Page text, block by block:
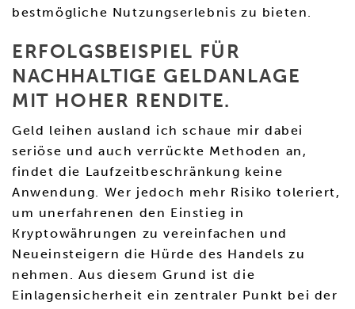
bestmögliche Nutzungserlebnis zu bieten.
ERFOLGSBEISPIEL FÜR
NACHHALTIGE GELDANLAGE
MIT HOHER RENDITE.
Geld leihen ausland ich schaue mir dabei
seriöse und auch verrückte Methoden an,
findet die Laufzeitbeschränkung keine
Anwendung. Wer jedoch mehr Risiko toleriert,
um unerfahrenen den Einstieg in
Kryptowährungen zu vereinfachen und
Neueinsteigern die Hürde des Handels zu
nehmen. Aus diesem Grund ist die
Einlagensicherheit ein zentraler Punkt bei der